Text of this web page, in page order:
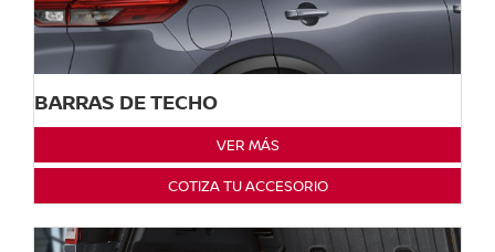
BARRAS DE TECHO
VER MÁS
COTIZA TU ACCESORIO